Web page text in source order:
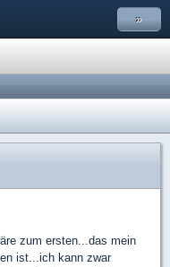
»
zum ersten...das mein
ist...ich kann zwar